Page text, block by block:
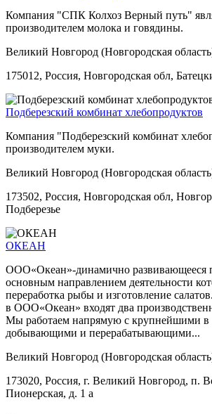
Компания "СПК Колхоз Верный путь"
производителем молока и говядины.
Великий Новгород (Новгородская
175012, Россия, Новгородская обл,
Подберезский комбинат хлебопродуктов
Компания "Подберезский комбинат
производителем муки.
Великий Новгород (Новгородская
173502, Россия, Новгородская обл,
Подберезье
ОКЕАН
ООО«Океан»-динамично развивающееся
основным направлением деятельности
переработка рыбы и изготовление
в ООО«Океан» входят два
Мы работаем напрямую с крупнейшими в
добывающими и перерабатывающими...
Великий Новгород (Новгородская
173020, Россия, г. Великий Новгород, п.
Пионерская, д. 1 а